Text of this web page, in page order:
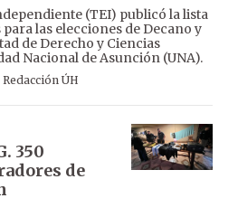
(TEI) publicó la lista
las elecciones de Decano y
de Derecho y Ciencias
Nacional de Asunción (UNA).
Redacción ÚH
350
de